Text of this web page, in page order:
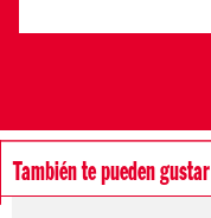
También te pueden gustar